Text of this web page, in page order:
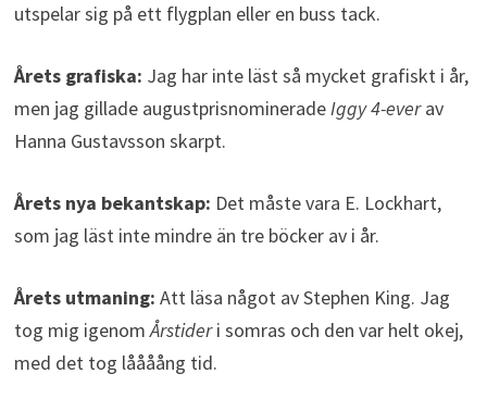
utspelar sig på ett flygplan eller en buss tack.
Årets grafiska: Jag har inte läst så mycket grafiskt i år,
men jag gillade augustprisnomineradeIggy 4-everav
Hanna Gustavsson skarpt.
Årets nya bekantskap: Det måste vara E. Lockhart,
som jag läst inte mindre än tre böcker av i år.
Årets utmaning: Att läsa något av Stephen King. Jag
tog mig igenomÅrstideri somras och den var helt okej,
med det tog låååång tid.